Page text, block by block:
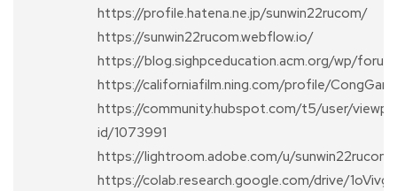
https://profile.hatena.ne.jp/sunwin22rucom/
https://sunwin22rucom.webflow.io/
https://blog.sighpceducation.acm.org/wp/
https://californiafilm.ning.com/profile/
https://community.hubspot.com/t5/user/
id/1073991
https://lightroom.adobe.com/u/sunwin22rucom
https://colab.research.google.com/drive/